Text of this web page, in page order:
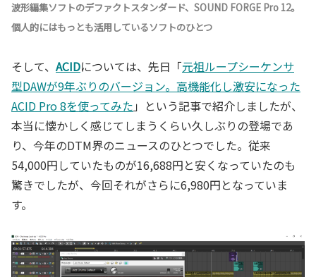
波形編集ソフトのデファクトスタンダード、SOUND FORGE Pro 12。
個人的にはもっとも活用しているソフトのひとつ
そして、 ACIDについては、先日「元祖ループシーケンサ
型DAWが9年ぶりのバージョン。高機能化し激安になった
ACID Pro 8を使ってみた 」という記事で紹介しましたが、
本当に懐かしく感じてしまうくらい久しぶりの登場であ
り、今年のDTM界のニュースのひとつでした。従来
54,000円していたものが16,688円と安くなっていたのも
驚きでしたが、今回それがさらに6,980円となっていま
す。